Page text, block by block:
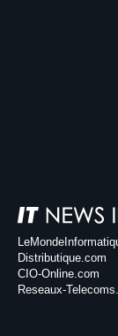
Distributique.com
CIO-Online.com
Reseaux-